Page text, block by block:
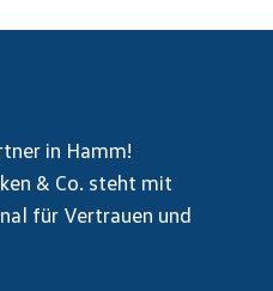
in Hamm!
& Co. steht mit
für Vertrauen und